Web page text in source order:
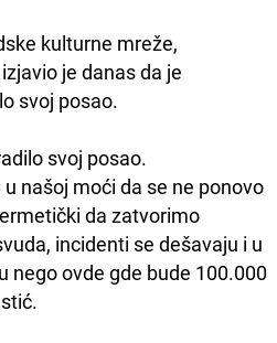
kulturne mreže,
je danas da je
svoj posao.
svoj posao.
našoj moći da se ne ponovo
da zatvorimo
incidenti se dešavaju i u
nego ovde gde bude 100.000